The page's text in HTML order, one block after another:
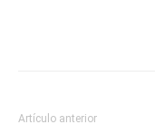
Artículo anterior